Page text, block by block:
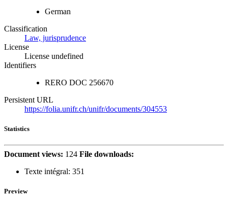
German
Classification
Law, jurisprudence
License
License undefined
Identifiers
RERO DOC 256670
Persistent URL
https://folia.unifr.ch/unifr/documents/304553
Statistics
Document views: 124 File downloads:
Texte intégral: 351
Preview